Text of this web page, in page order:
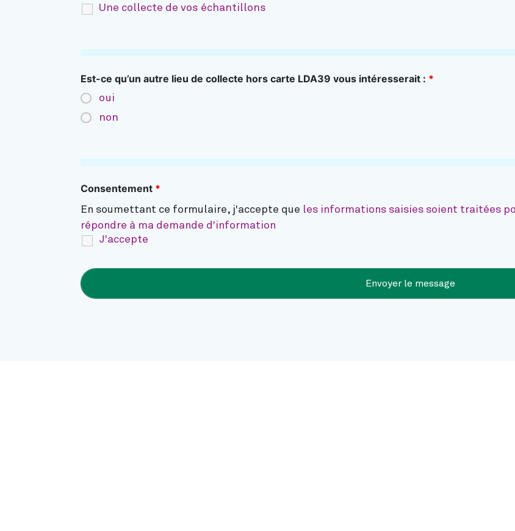
Une collecte de vos échantillons
Est-ce qu’un autre lieu de collecte hors carte LDA39 vous intéresserait : *
oui
non
Consentement *
J'accepte
En soumettant ce formulaire, j'accepte que les informations saisies soient traitées
répondre à ma demande d'information